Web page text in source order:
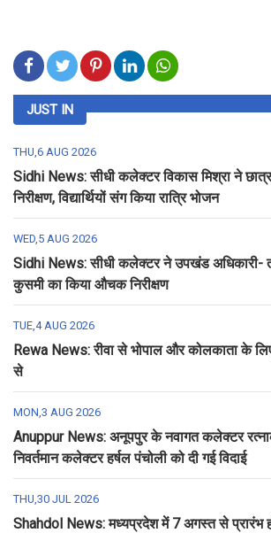
JUST IN
THU,6 AUG 2026
Sidhi News: सीधी कलेक्टर विकास मिश्रा ने
निरीक्षण, विद्यार्थियों संग किया रात्रि भोजन
WED,5 AUG 2026
Sidhi News: सीधी कलेक्टर ने उपखंड अधिकारी-
कुसमी का किया औचक निरीक्षण
TUE,4 AUG 2026
Rewa News: रीवा से भोपाल और कोलकाता के
से
MON,3 AUG 2026
Anuppur News: अनूपपुर के नवागत कलेक्टर
निवर्तमान कलेक्टर हर्षल पंचोली को दी गई विदाई
THU,30 JUL 2026
Shahdol News: मध्यप्रदेश में 7 अगस्त से प्रारंभ